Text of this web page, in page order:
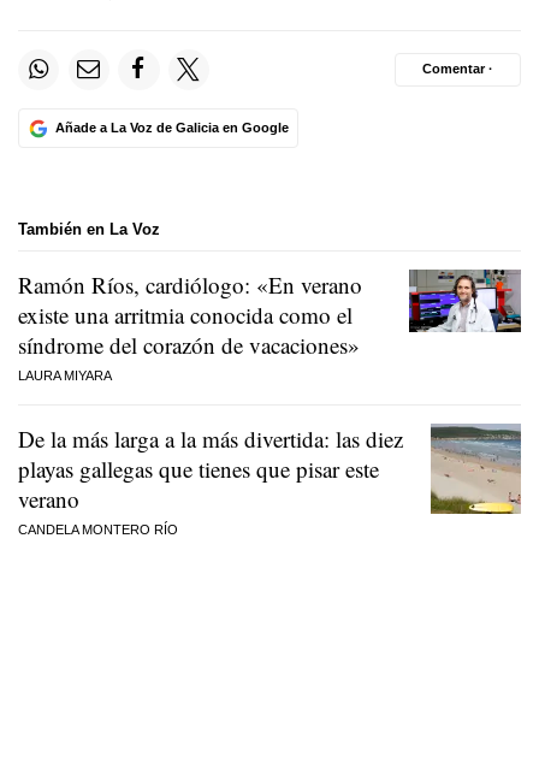
Añade a La Voz de Galicia en Google
Comentar ·
También en La Voz
Ramón Ríos, cardiólogo: «En verano
existe una arritmia conocida como el
síndrome del corazón de vacaciones»
LAURA MIYARA
De la más larga a la más divertida: las diez
playas gallegas que tienes que pisar este
verano
CANDELA MONTERO RÍO